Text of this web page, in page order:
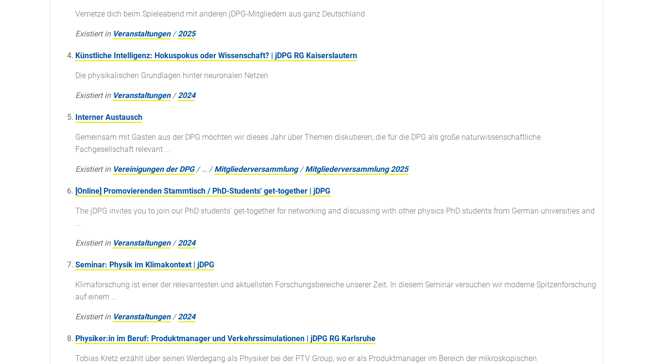
Vernetze dich beim Spieleabend mit anderen jDPG-Mitgliedern aus ganz Deutschland
Existiert in Veranstaltungen /2025
Künstliche Intelligenz: Hokuspokus oder Wissenschaft? | jDPG RG Kaiserslautern
Die physikalischen Grundlagen hinter neuronalen Netzen
Existiert in Veranstaltungen /2024
Interner Austausch
Gemeinsam mit Gästen aus der DPG möchten wir dieses Jahr über Themen diskutieren, die für die DPG als große naturwissenschaftliche
Fachgesellschaft relevant ...
Existiert in Vereinigungen der DPG /… /Mitgliederversammlung /Mitgliederversammlung 2025
[Online] Promovierenden Stammtisch / PhD-Students' get-together | jDPG
The jDPG invites you to join our PhD students' get-together for networking and discussing with other physics PhD students from German universities and
...
Existiert in Veranstaltungen /2024
Seminar: Physik im Klimakontext | jDPG
Klimaforschung ist einer der relevantesten und aktuellsten Forschungsbereiche unserer Zeit. In diesem Seminar versuchen wir moderne Spitzenforschung
auf einem ...
Existiert in Veranstaltungen /2024
Physiker:in im Beruf: Produktmanager und Verkehrssimulationen | jDPG RG Karlsruhe
Tobias Kretz erzählt über seinen Werdegang als Physiker bei der PTV Group, wo er als Produktmanager im Bereich der mikroskopischen